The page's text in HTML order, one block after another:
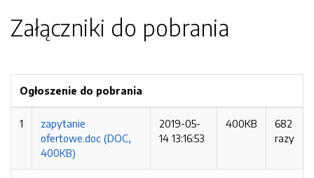
Załączniki do pobrania
Ogłoszenie do pobrania
1
zapytanie
ofertowe.doc (DOC,
400KB)
2019-05-
14 13:16:53
400KB
682
razy